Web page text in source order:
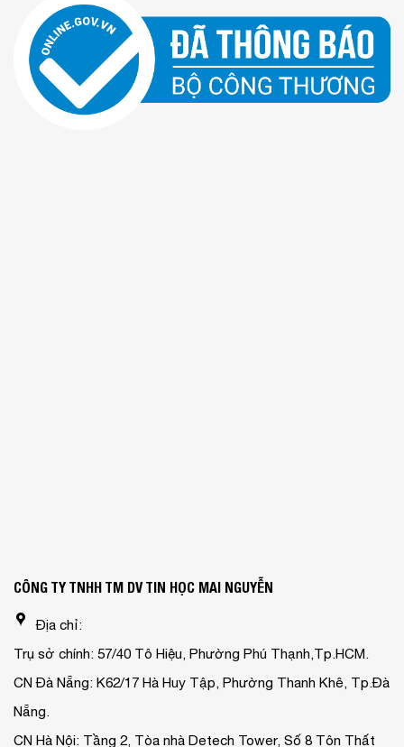
CÔNG TY TNHH TM DV TIN HỌC MAI NGUYỄN
Địa chỉ:
Trụ sở chính: 57/40 Tô Hiệu, Phường Phú Thạnh,Tp.HCM.
CN Đà Nẵng: K62/17 Hà Huy Tập, Phường Thanh Khê, Tp.Đà
Nẵng.
CN Hà Nội: Tầng 2, Tòa nhà Detech Tower, Số 8 Tôn Thất